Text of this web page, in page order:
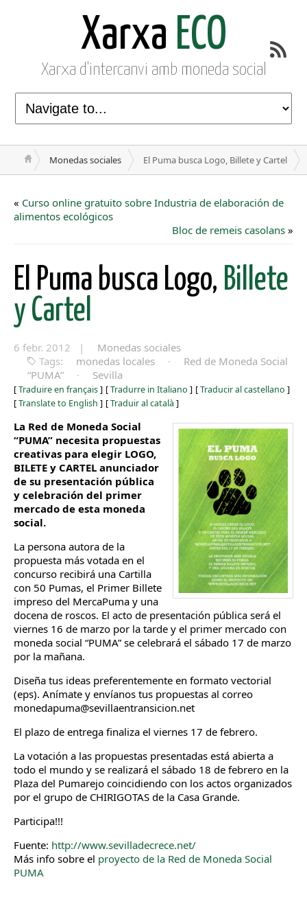
Xarxa ECO
Xarxa d'intercanvi amb moneda social
Monedas sociales El Puma busca Logo, Billete y Cartel
« Curso online gratuito sobre Industria de elaboración de
alimentos ecológicos
Bloc de remeis casolans »
El Puma busca Logo, Billete
y Cartel
6 febr. 2012 |
Monedas sociales
Tags:
monedas locales ·
Red de Moneda Social
“PUMA”
· Sevilla
[Traduire en français] [Tradurre in Italiano ] [Traducir al castellano ]
[Translate to English ] [Traduir al català ]
La Red de Moneda Social
“PUMA” necesita propuestas
creativas para elegir LOGO,
BILETE y CARTEL anunciador
de su presentación pública
y celebración del primer
mercado de esta moneda
social.
La persona autora de la
propuesta más votada en el
concurso recibirá una Cartilla
con 50 Pumas, el Primer Billete
impreso del MercaPuma y una
docena de roscos. El acto de presentación pública será el
viernes 16 de marzo por la tarde y el primer mercado con
moneda social “PUMA” se celebrará el sábado 17 de marzo
por la mañana.
Diseña tus ideas preferentemente en formato vectorial
(eps). Anímate y envíanos tus propuestas al correo
monedapuma@sevillaentransicion.net
El plazo de entrega finaliza el viernes 17 de febrero.
La votación a las propuestas presentadas está abierta a
todo el mundo y se realizará el sábado 18 de febrero en la
Plaza del Pumarejo coincidiendo con los actos organizados
por el grupo de CHIRIGOTAS de la Casa Grande.
Participa!!!
Fuente: http://www.sevilladecrece.net/
Más info sobre el proyecto de la Red de Moneda Social
PUMA